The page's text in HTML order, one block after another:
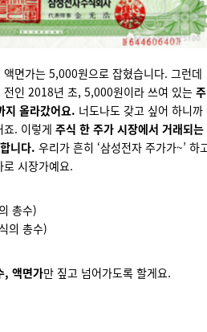
면가는 5,000원으로 잡혔습니다. 그런데
전인 2018년 초, 5,000원이라 쓰여 있는 주
지 올라갔어요. 너도나도 갖고 싶어 하니까
. 이렇게 주식 한 주가 시장에서 거래되는
니다. 우리가 흔히 ‘삼성전자 주가가~’ 하
시장가예요.
총수)
의 총수)
, 액면가만 짚고 넘어가도록 할게요.